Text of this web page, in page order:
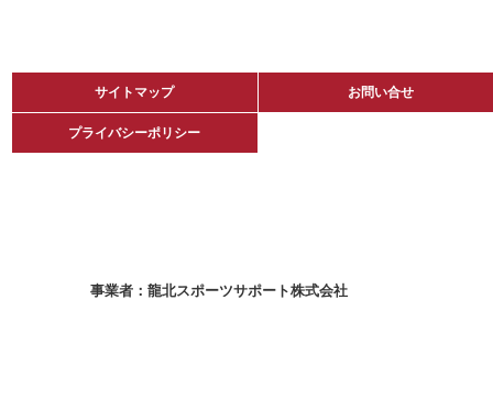
サイトマップ お問い合せ
プライバシーポリシー
サイトマップ お問い合せ
プライバシーポリシー
龍北スポーツサポート株式会社